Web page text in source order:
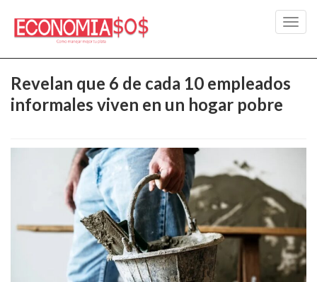
Revelan que 6 de cada 10 empleados
informales viven en un hogar pobre